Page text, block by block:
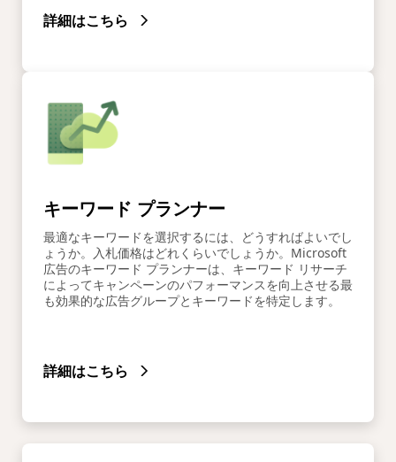
詳細はこちら
キーワード プランナー
最適なキーワードを選択するには、どうすればよいでし
ょうか。入札価格はどれくらいでしょうか。Microsoft
広告のキーワード プランナーは、キーワード リサーチ
によってキャンペーンのパフォーマンスを向上させる最
も効果的な広告グループとキーワードを特定します。
詳細はこちら